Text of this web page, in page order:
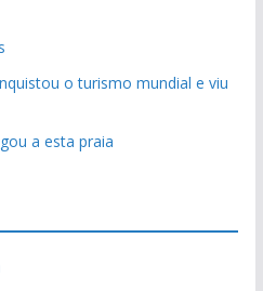
o turismo mundial e viu
a esta praia